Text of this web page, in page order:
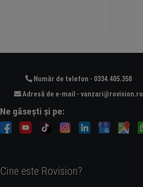
Număr de telefon - 0334.405.358
Adresă de e-mail - vanzari@rovision.ro
Ne găsești și pe:
Cine este Rovision?